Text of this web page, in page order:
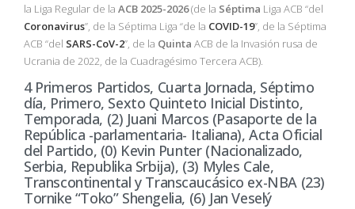
la Liga Regular de la ACB 2025-2026(de la Séptima Liga ACB “del
Coronavirus”, de la Séptima Liga “de la COVID-19”, de la Séptima
ACB “del SARS-CoV-2”, de la Quinta ACB de la Invasión rusa de
Ucrania de 2022, de la Cuadragésimo Tercera ACB).
4 Primeros Partidos, Cuarta Jornada, Séptimo
día, Primero, Sexto Quinteto Inicial Distinto,
Temporada, (2) Juani Marcos (Pasaporte de la
República -parlamentaria- Italiana), Acta Oficial
del Partido, (0) Kevin Punter (Nacionalizado,
Serbia, Republika Srbija), (3) Myles Cale,
Transcontinental y Transcaucásico ex-NBA (23)
Tornike “Toko” Shengelia, (6) Jan Veselý